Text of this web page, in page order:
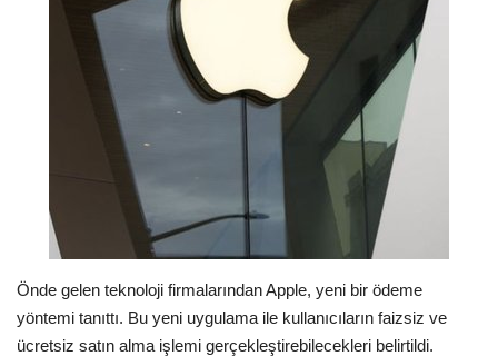
Seri İlanlar
İş & Ekonomi
Pazaryeri
Kültür - Sanat
Önde gelen teknoloji firmalarından Apple, yeni bir ödeme
yöntemi tanıttı. Bu yeni uygulama ile kullanıcıların faizsiz ve
ücretsiz satın alma işlemi gerçekleştirebilecekleri belirtildi.